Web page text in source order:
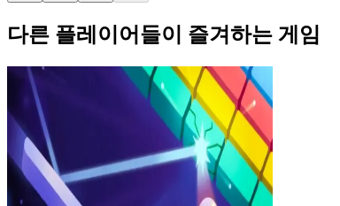
다른 플레이어들이 즐겨하는 게임